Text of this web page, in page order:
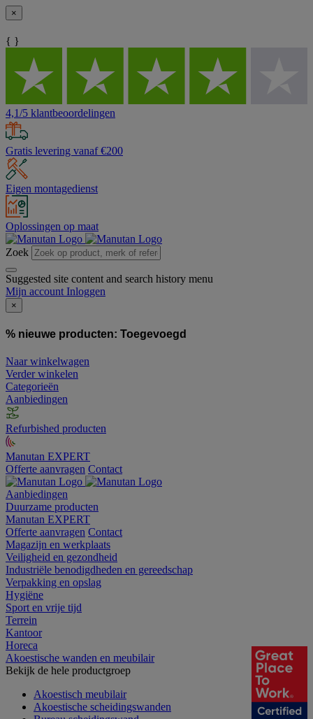
×
{ }
4,1/5 klantbeoordelingen
Gratis levering vanaf €200
Eigen montagedienst
Oplossingen op maat
Zoek
Suggested site content and search history menu
Mijn account Inloggen
×
% nieuwe producten: Toegevoegd
Naar winkelwagen
Verder winkelen
Categorieën
Aanbiedingen
Refurbished producten
Manutan EXPERT
Offerte aanvragen Contact
Aanbiedingen
Duurzame producten
Manutan EXPERT
Offerte aanvragen Contact
Magazijn en werkplaats
Veiligheid en gezondheid
Industriële benodigdheden en gereedschap
Verpakking en opslag
Hygiëne
Sport en vrije tijd
Terrein
Kantoor
Horeca
Akoestische wanden en meubilair
Bekijk de hele productgroep
Akoestisch meubilair
Akoestische scheidingswanden